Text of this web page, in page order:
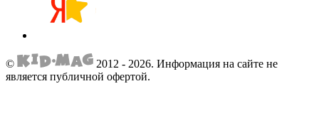
© 2012 - 2026. Информация на сайте не
является публичной офертой.